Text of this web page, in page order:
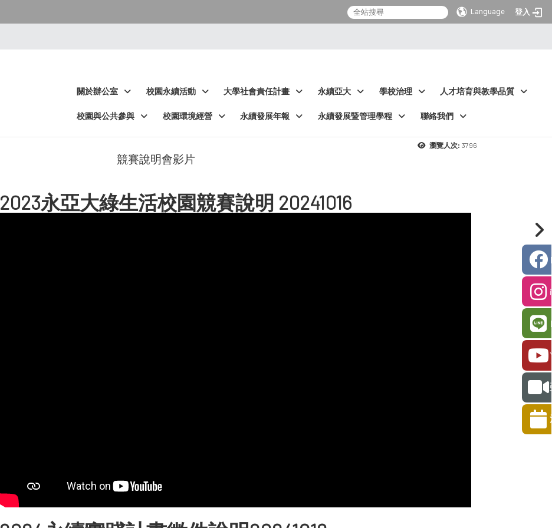
Language 登入
關於辦公室 校園永續活動 大學社會責任計畫 永續亞大 學校治理 人才培育與教學品質
校園與公共參與 校園環境經營 永續發展年報 永續發展暨管理學程 聯絡我們
瀏覽人次: 3796
競賽說明會影片
2023永亞大綠生活校園競賽說明 20241016